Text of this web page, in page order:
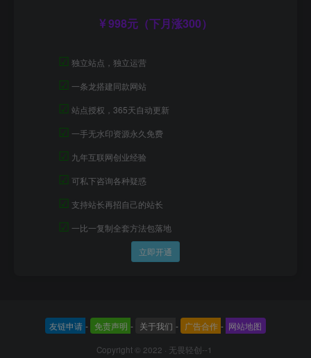
998元（下月涨300）
☑ 独立站点，独立运营
☑ 一条龙搭建同款网站
☑ 站点授权，365天自动更新
☑ 一手无水印资源永久免费
☑ 九年互联网创业经验
☑ 可私下咨询各种疑惑
☑ 支持站长再招自己的站长
☑ 一比一复制全套方法包落地
立即开通
友链申请 - 免责声明 - 关于我们 - 广告合作 - 网站地图
Copyright © 2022 · 无畏轻创--1